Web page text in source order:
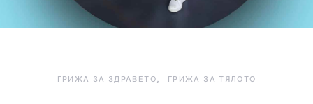
ГРИЖА ЗА ЗДРАВЕТО ГРИЖА ЗА ТЯЛОТО